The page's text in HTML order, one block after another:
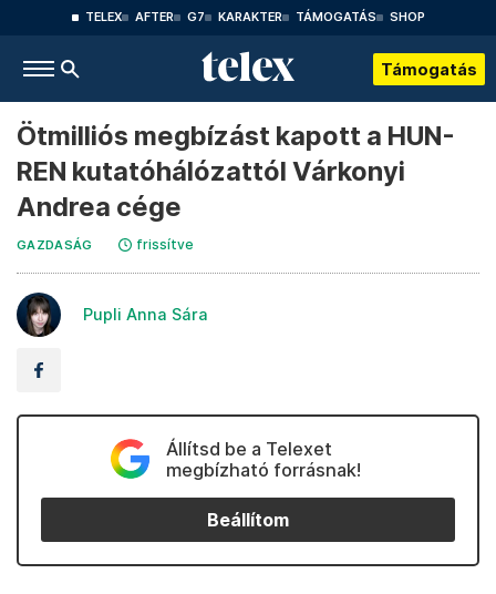
TELEX AFTER G7 KARAKTER TÁMOGATÁS SHOP
Támogatás
Ötmilliós megbízást kapott a HUN-
REN kutatóhálózattól Várkonyi
Andrea cége
GAZDASÁG frissítve
Pupli Anna Sára
Állítsd be a Telexet
megbízható forrásnak!
Beállítom